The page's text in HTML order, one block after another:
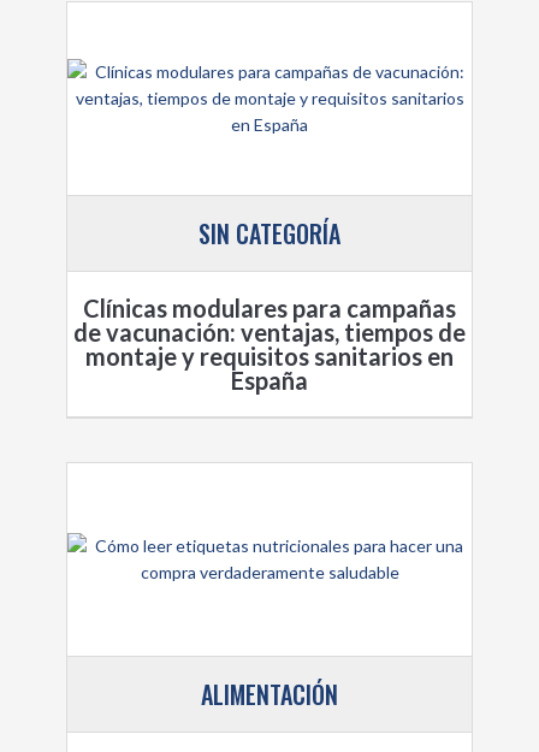
SIN CATEGORÍA
Clínicas modulares para campañas
de vacunación: ventajas, tiempos de
montaje y requisitos sanitarios en
España
ALIMENTACIÓN